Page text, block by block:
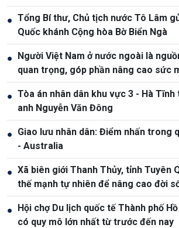
● Tổng Bí thư, Chủ tịch nước Tô Lâm
Quốc khánh Cộng hòa Bờ Biển Ngà
● Người Việt Nam ở nước ngoài là
quan trọng, góp phần nâng cao sức
quốc gia
● Tòa án nhân dân khu vực 3 - Hà
anh Nguyễn Văn Đông
● Giao lưu nhân dân: Điểm nhấn trong
- Australia
● Xã biên giới Thanh Thủy, tỉnh Tuyên
thế mạnh tự nhiên để nâng cao đời
● Hội chợ Du lịch quốc tế Thành phố
có quy mô lớn nhất từ trước đến nay